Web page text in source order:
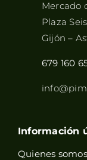
Mercado
Plaza
Gijón –
679 160
Información
Quienes somos